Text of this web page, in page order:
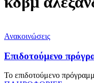
Ανακοινώσεις
Επιδοτούμενο
Το επιδοτούμενο